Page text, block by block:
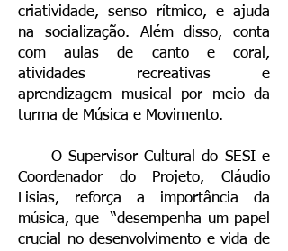
criatividade, senso rítmico, e ajuda
na socialização. Além disso, conta
com aulas de canto e coral,
atividades recreativas e
aprendizagem musical por meio da
turma de Música e Movimento.
O Supervisor Cultural do SESI e
Coordenador do Projeto, Cláudio
Lisias, reforça a importância da
música, que “desempenha um papel
crucial no desenvolvimento e vida de